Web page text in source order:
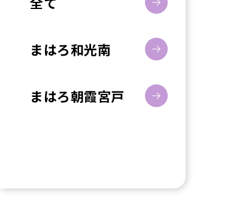
まはろ和光南
まはろ朝霞宮戸